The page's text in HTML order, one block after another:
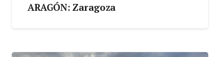
ARAGÓN: Zaragoza